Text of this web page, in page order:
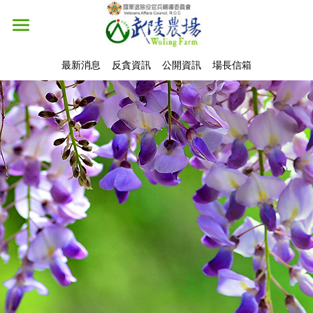
最新消息 反貪資訊 公開資訊 場長信箱